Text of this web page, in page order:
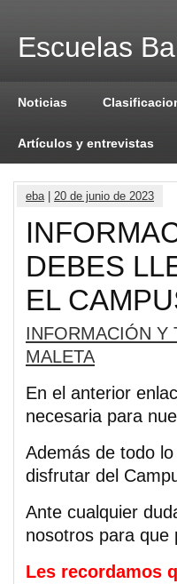
Escuelas
Noticias
Artículos y entrevistas
eba| 20 de junio de 2023
DEBES
EL
INFORMACIÓN Y
MALETA
En el anterior
necesaria para
Además de todo
disfrutar del
Ante cualquier
nosotros para que
Les recordamos